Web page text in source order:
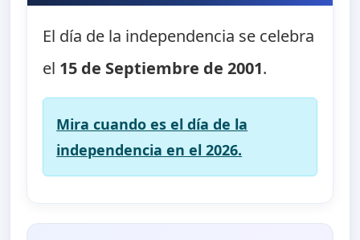
El día de la independencia se celebra
el 15 de Septiembre de 2001.
Mira cuando es el día de la
independencia en el 2026.